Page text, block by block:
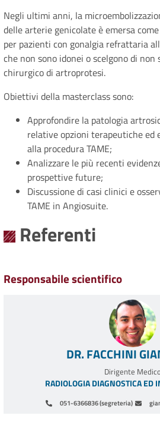
Negli ultimi anni, la
delle arterie genicolate è emersa
per pazienti con gonalgia refrattaria
che non sono idonei o scelgono di
chirurgico di artroprotesi.
Obiettivi della masterclass sono:
Approfondire la patologia
relative opzioni terapeutiche ed
alla procedura TAME;
Analizzare le più recenti
prospettive future;
Discussione di casi clinici e
TAME in Angiosuite.
Referenti
Responsabile scientifico
051-6366836 (segreteria)
DR. FACCHINI
Dirigente
RADIOLOGIA DIAGNOSTICA ED